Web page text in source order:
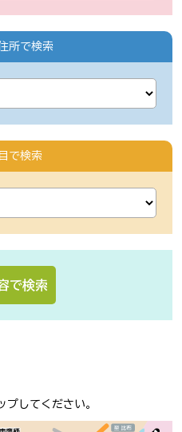
所で検索
で検索
で検索
してください。